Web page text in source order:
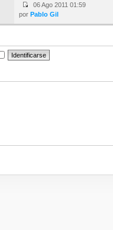
06 Ago 2011 01:59
por Pablo Gil